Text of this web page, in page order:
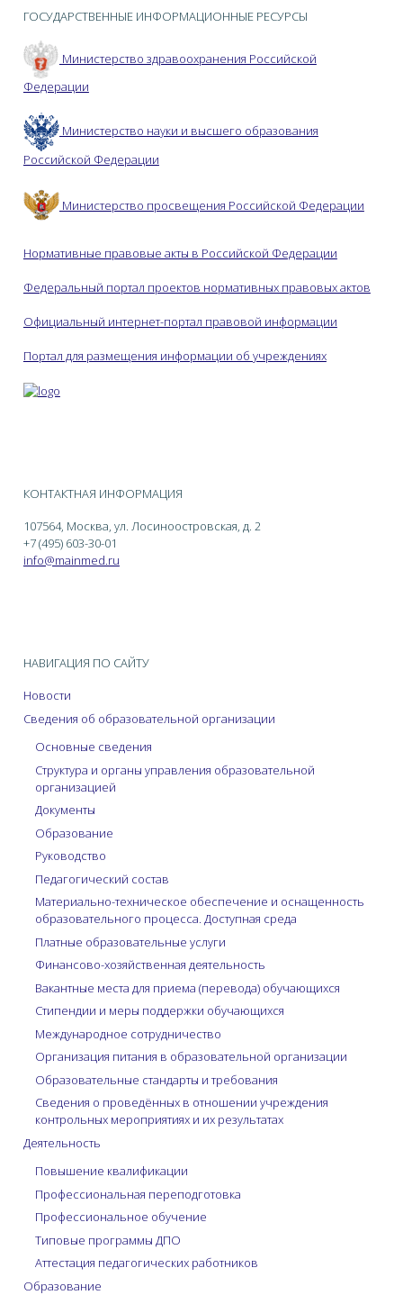
ГОСУДАРСТВЕННЫЕ ИНФОРМАЦИОННЫЕ РЕСУРСЫ
Министерство здравоохранения Российской
Федерации
Министерство науки и высшего образования
Российской Федерации
Министерство просвещения Российской Федерации
Нормативные правовые акты в Российской Федерации
Федеральный портал проектов нормативных правовых актов
Официальный интернет-портал правовой информации
Портал для размещения информации об учреждениях
КОНТАКТНАЯ ИНФОРМАЦИЯ
107564, Москва, ул. Лосиноостровская, д. 2
+7 (495) 603-30-01
info@mainmed.ru
НАВИГАЦИЯ ПО САЙТУ
Новости
Сведения об образовательной организации
Основные сведения
Структура и органы управления образовательной
организацией
Документы
Образование
Руководство
Педагогический состав
Материально-техническое обеспечение и оснащенность
образовательного процесса. Доступная среда
Платные образовательные услуги
Финансово-хозяйственная деятельность
Вакантные места для приема (перевода) обучающихся
Стипендии и меры поддержки обучающихся
Международное сотрудничество
Организация питания в образовательной организации
Образовательные стандарты и требования
Сведения о проведённых в отношении учреждения
контрольных мероприятиях и их результатах
Деятельность
Повышение квалификации
Профессиональная переподготовка
Профессиональное обучение
Типовые программы ДПО
Аттестация педагогических работников
Образование